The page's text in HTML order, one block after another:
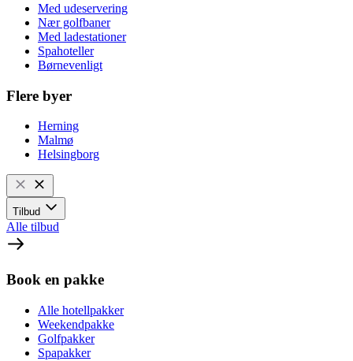
Med udeservering
Nær golfbaner
Med ladestationer
Spahoteller
Børnevenligt
Flere byer
Herning
Malmø
Helsingborg
Tilbud
Alle tilbud
Book en pakke
Alle hotellpakker
Weekendpakke
Golfpakker
Spapakker